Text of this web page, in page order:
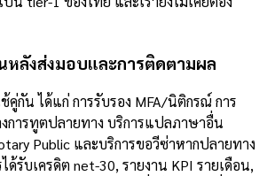
ลังส่งมอบและการติดตามผล
คู่กัน ได้แก่ การรับรอง MFA/นิติกรณ์ การ
การทูตปลายทาง บริการแปลภาษาอื่น
Public และบริการขอวีซ่าหากปลายทาง
ด้รับเครดิต net-30, รายงาน KPI รายเดือน,